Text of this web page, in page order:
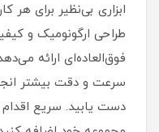
ابزاری بی‌نظیر برای
طراحی ارگونومیک و
فوق‌العاده‌ای ارائه
سرعت و دقت بیشتر
دست یابید. سریع اقدام